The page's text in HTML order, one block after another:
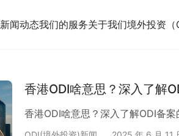
新闻动态我们的服务关于我们境外投资（
香港ODI啥意思？深入了解
香港ODI啥意思？深入了解ODI备